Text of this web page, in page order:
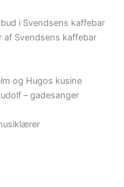
i Svendsens kaffebar
af Svendsens kaffebar
og Hugos kusine
– gadesanger